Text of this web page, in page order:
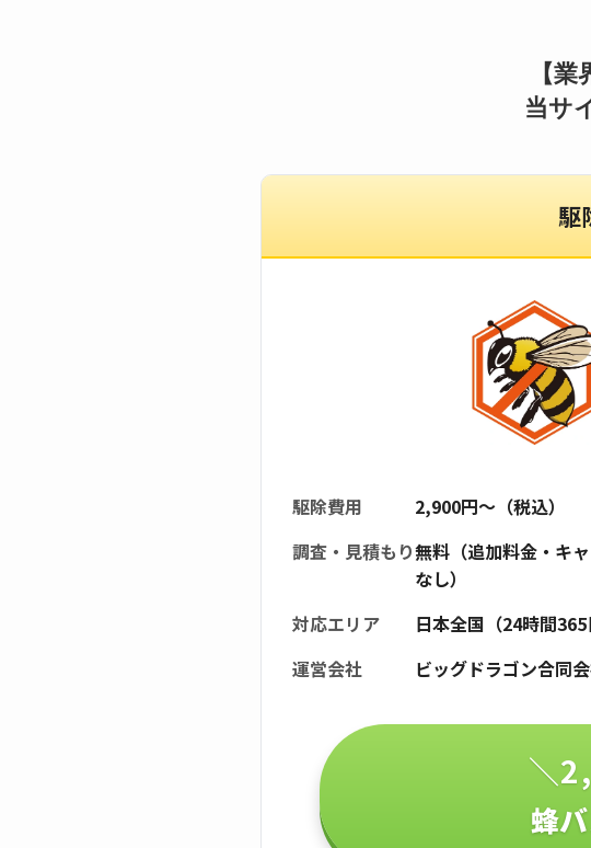
【
当サ
駆
駆除費用
2,900円〜（税込）
調査・見積もり無料（追加料金・キ
なし）
対応エリア
日本全国（24時間365
運営会社
ビッグドラゴン合同
＼
蜂